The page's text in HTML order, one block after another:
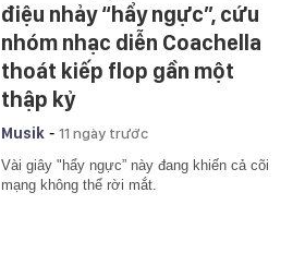
điệu nhảy “hẩy ngực”, cứu
nhóm nhạc diễn Coachella
thoát kiếp flop gần một
thập kỷ
Musik - 11 ngày trước
Vài giây "hẩy ngực” này đang khiến cả cõi
mạng không thể rời mắt.